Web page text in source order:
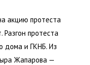
акцию протеста
Разгон протеста
дома и ГКНБ. Из
Жапарова —